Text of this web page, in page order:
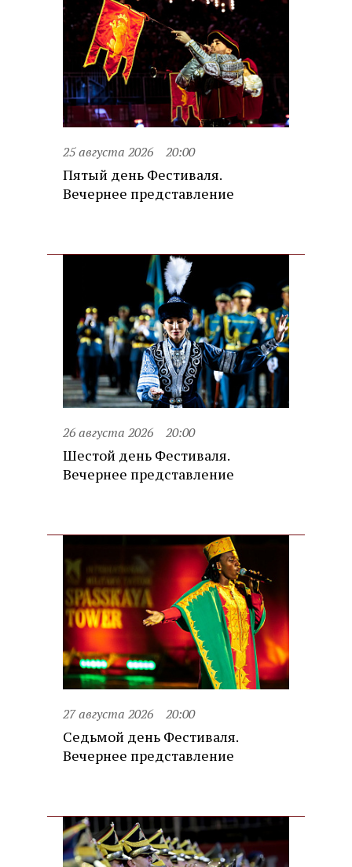
25 августа 2026 20:00
Пятый день Фестиваля.
Вечернее представление
26 августа 2026 20:00
Шестой день Фестиваля.
Вечернее представление
27 августа 2026 20:00
Седьмой день Фестиваля.
Вечернее представление